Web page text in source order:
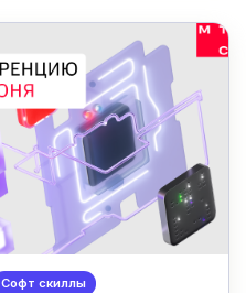
Софт скиллы